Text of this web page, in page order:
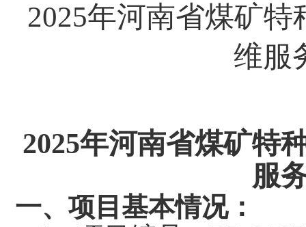
2025年河南省煤矿
维服
2025年河南省煤矿特
服
一、项目基本情况：